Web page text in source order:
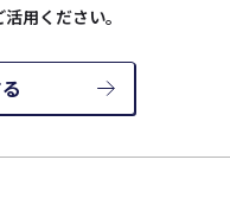
用ください。